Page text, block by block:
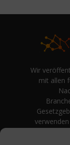
Wir
mit allen